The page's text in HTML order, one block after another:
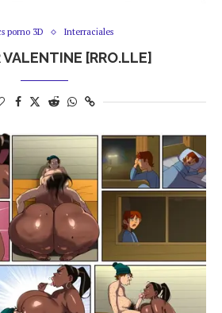
porno 3D Interraciales
VALENTINE [RRO.LLE]